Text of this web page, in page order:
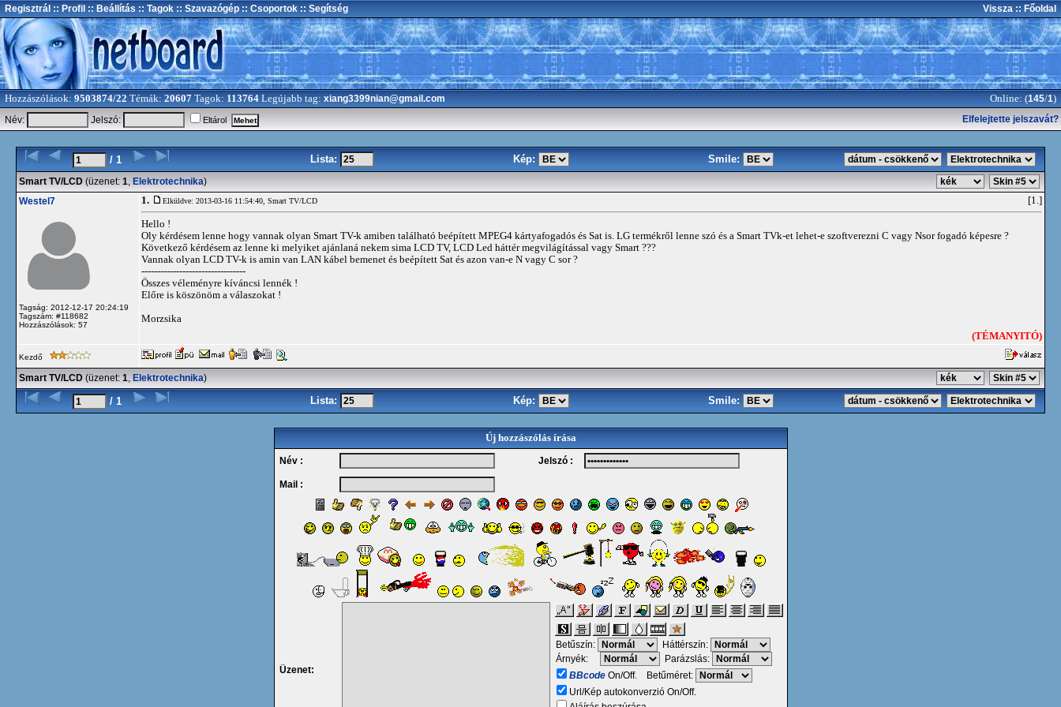
Regisztrál :: Profil :: Beállítás :: Tagok :: Szavazógép :: Csoportok :: Segítség Vissza :: Főoldal
Hozzászólások: 9503874/22 Témák: 20607 Tagok: 113764 Legújabb tag: xiang3399nian@gmail.com Online: (145/1)
Név: Jelszó: Eltárol Elfelejtette jelszavát?
/ 1 Lista: Kép: Smile:
Smart TV/LCD (üzenet: 1, Elektrotechnika)
Westel7
Tagság: 2012-12-17 20:24:19
Tagszám: #118682
Hozzászólások: 57
1. Elküldve: 2013-03-16 11:54:40, Smart TV/LCD [1.]
Hello !
Oly kérdésem lenne hogy vannak olyan Smart TV-k amiben található beépített MPEG4 kártyafogadós és Sat is. LG termékről lenne szó és a Smart TVk-et lehet-e szoftverezni C vagy Nsor fogadó képesre ?
Következő kérdésem az lenne ki melyiket ajánlaná nekem sima LCD TV, LCD Led háttér megvilágítással vagy Smart ???
Vannak olyan LCD TV-k is amin van LAN kábel bemenet és beépített Sat és azon van-e N vagy C sor ?
---------------------------------
Összes véleményre kíváncsi lennék !
Előre is köszönöm a válaszokat !
Morzsika
(TÉMANYITÓ)
Kezdő
Smart TV/LCD (üzenet: 1, Elektrotechnika)
/ 1 Lista: Kép: Smile:
Új hozzászólás írása
Név : Jelszó :
Mail :
Üzenet:
Betűszín:
Háttérszín:
Árnyék:
Parázslás:
BBcodeOn/Off. Betűméret:
Url/Kép autokonverzió On/Off.